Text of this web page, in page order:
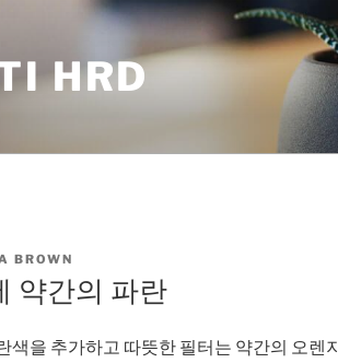
HRD
BROWN
약간의 파란
색을 추가하고 따뜻한 필터는 약간의 오렌지